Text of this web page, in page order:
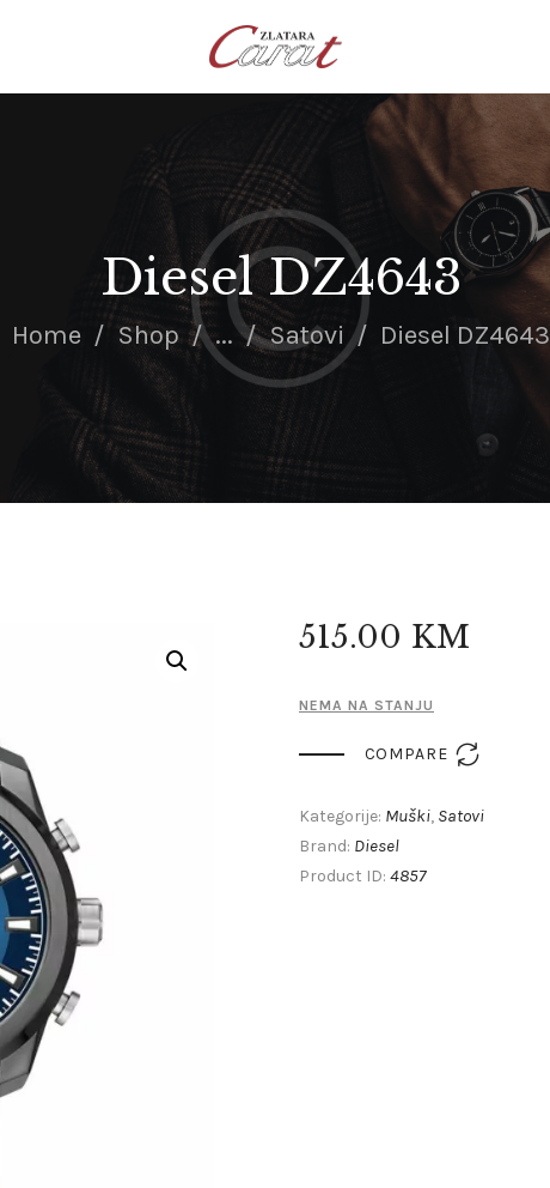
Diesel DZ4643
Home Shop ... Satovi Diesel DZ4643
NASLOVNA
O NAMA
SATOVI
SREBRNI NAKIT
ZLATNI NAKIT
515.00 KM
NEMA NA STANJU
COMPARE 
Kategorije: Muški, Satovi
Brand: Diesel
Product ID: 4857